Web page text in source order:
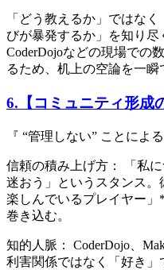
「どう教えるか」ではな
びが暴発するか」を知り
CoderDojoなどの現場での
るため、机上の空論を一瞬
6.【コミュニティ形成
『 “管理しない” ことによ
信頼の積み上げ方： 「私
迷おう」というスタンス
楽しんでいるプレイヤー
巻き込む。
知的人脈： CoderDojo、
利害関係ではなく「好き